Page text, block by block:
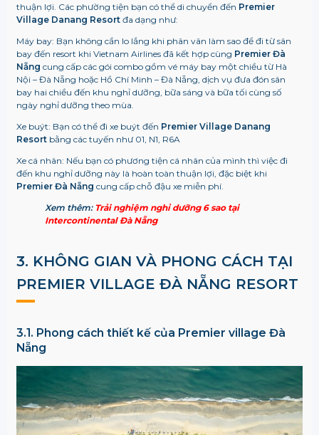
thuận lợi. Các phường tiện bạn có thể di chuyển đến Premier
Village Danang Resortđa dạng như:
Máy bay: Bạn không cần lo lắng khi phân vân làm sao để đi từ sân
bay đến resort khi Vietnam Airlines đã kết hợp cùng Premier Đà
Nẵng cung cấp các gói combo gồm vé máy bay một chiều từ Hà
Nội – Đà Nẵng hoặc Hồ Chí Minh – Đà Nẵng, dịch vụ đưa đón sân
bay hai chiều đến khu nghỉ dưỡng, bữa sáng và bữa tối cùng số
ngày nghỉ dưỡng theo mùa.
Xe buýt: Bạn có thể đi xe buýt đến Premier Village Danang
Resortbằng các tuyến như 01, N1, R6A
Xe cá nhân: Nếu bạn có phương tiện cá nhân của mình thì việc đi
đến khu nghỉ dưỡng này là hoàn toàn thuận lợi, đặc biệt khi
Premier Đà Nẵng cung cấp chỗ đậu xe miễn phí.
Xem thêm: Trải nghiệm nghỉ dưỡng 6 sao tại
Intercontinental Đà Nẵng
3. KHÔNG GIAN VÀ PHONG CÁCH TẠI
PREMIER VILLAGE ĐÀ NẴNG RESORT
3.1. Phong cách thiết kế của Premier village Đà
Nẵng